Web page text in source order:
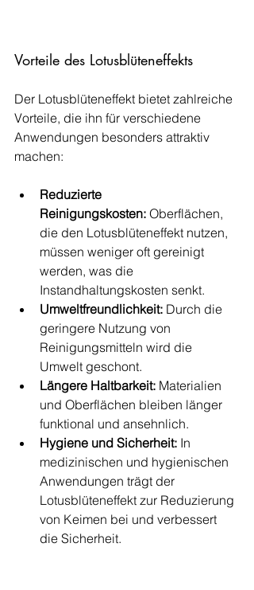
Vorteile des Lotusblüteneffekts
Der Lotusblüteneffekt bietet zahlreiche
Vorteile, die ihn für verschiedene
Anwendungen besonders attraktiv
machen:
Reduzierte
Reinigungskosten: Oberflächen,
die den Lotusblüteneffekt nutzen,
müssen weniger oft gereinigt
werden, was die
Instandhaltungskosten senkt.
Umweltfreundlichkeit: Durch die
geringere Nutzung von
Reinigungsmitteln wird die
Umwelt geschont.
Längere Haltbarkeit: Materialien
und Oberflächen bleiben länger
funktional und ansehnlich.
Hygiene und Sicherheit: In
medizinischen und hygienischen
Anwendungen trägt der
Lotusblüteneffekt zur Reduzierung
von Keimen bei und verbessert
die Sicherheit.